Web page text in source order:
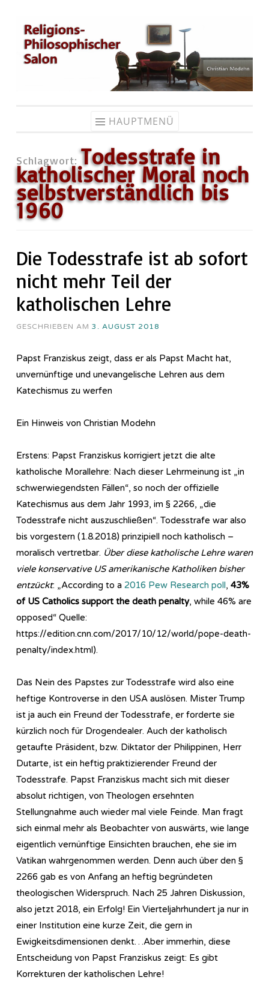
Zum
Inhalt
springen
HAUPTMENÜ
Schlagwort: Todesstrafe in
katholischer Moral noch
selbstverständlich bis
1960
Die Todesstrafe ist ab sofort
nicht mehr Teil der
katholischen Lehre
GESCHRIEBEN AM 3. AUGUST 2018
Papst Franziskus zeigt, dass er als Papst Macht hat,
unvernünftige und unevangelische Lehren aus dem
Katechismus zu werfen
Ein Hinweis von Christian Modehn
Erstens: Papst Franziskus korrigiert jetzt die alte
katholische Morallehre: Nach dieser Lehrmeinung ist „in
schwerwiegendsten Fällen“, so noch der offizielle
Katechismus aus dem Jahr 1993, im § 2266, „die
Todesstrafe nicht auszuschließen“. Todesstrafe war also
bis vorgestern (1.8.2018) prinzipiell noch katholisch –
moralisch vertretbar. Über diese katholische Lehre waren
viele konservative US amerikanische Katholiken bisher
entzückt: „According to a 2016 Pew Research poll, 43%
of US Catholics support the death penalty, while 46% are
opposed“ Quelle:
https://edition.cnn.com/2017/10/12/world/pope-death-
penalty/index.html).
Das Nein des Papstes zur Todesstrafe wird also eine
heftige Kontroverse in den USA auslösen. Mister Trump
ist ja auch ein Freund der Todesstrafe, er forderte sie
kürzlich noch für Drogendealer. Auch der katholisch
getaufte Präsident, bzw. Diktator der Philippinen, Herr
Dutarte, ist ein heftig praktizierender Freund der
Todesstrafe. Papst Franziskus macht sich mit dieser
absolut richtigen, von Theologen ersehnten
Stellungnahme auch wieder mal viele Feinde. Man fragt
sich einmal mehr als Beobachter von auswärts, wie lange
eigentlich vernünftige Einsichten brauchen, ehe sie im
Vatikan wahrgenommen werden. Denn auch über den §
2266 gab es von Anfang an heftig begründeten
theologischen Widerspruch. Nach 25 Jahren Diskussion,
also jetzt 2018, ein Erfolg! Ein Vierteljahrhundert ja nur in
einer Institution eine kurze Zeit, die gern in
Ewigkeitsdimensionen denkt…Aber immerhin, diese
Entscheidung von Papst Franziskus zeigt: Es gibt
Korrekturen der katholischen Lehre!